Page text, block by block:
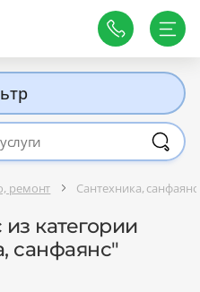
ремонт Сантехника, санфаянс
категории
санфаянс"